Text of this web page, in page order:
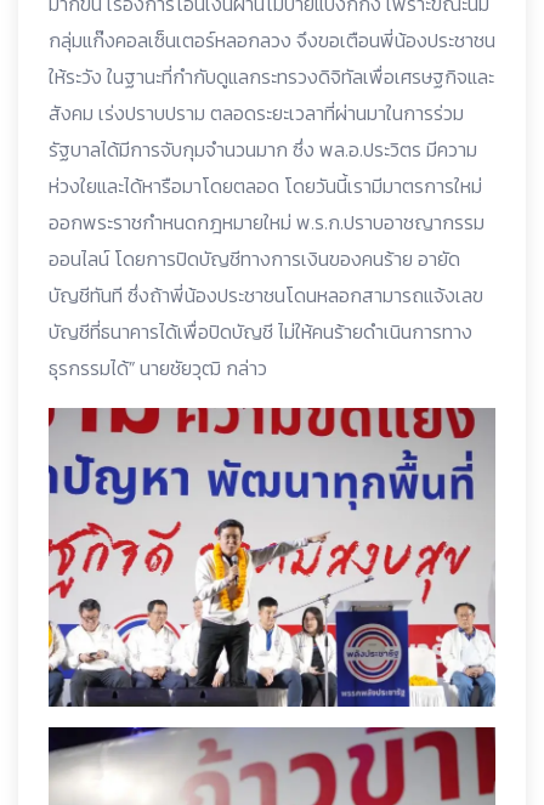
กลุ่มแก๊งคอลเซ็นเตอร์หลอกลวง จึงขอเตือนพี่น้องประชาชน
ให้ระวัง ในฐานะที่กำกับดูแลกระทรวงดิจิทัลเพื่อเศรษฐกิจและ
สังคม เร่งปราบปราม ตลอดระยะเวลาที่ผ่านมาในการร่วม
รัฐบาลได้มีการจับกุมจำนวนมาก ซึ่ง พล.อ.ประวิตร มีความ
ห่วงใยและได้หารือมาโดยตลอด โดยวันนี้เรามีมาตรการใหม่
ออกพระราชกำหนดกฎหมายใหม่ พ.ร.ก.ปราบอาชญากรรม
ออนไลน์ โดยการปิดบัญชีทางการเงินของคนร้าย อายัด
บัญชีทันที ซึ่งถ้าพี่น้องประชาชนโดนหลอกสามารถแจ้งเลข
บัญชีที่ธนาคารได้เพื่อปิดบัญชี ไม่ให้คนร้ายดำเนินการทาง
ธุรกรรมได้” นายชัยวุฒิ กล่าว